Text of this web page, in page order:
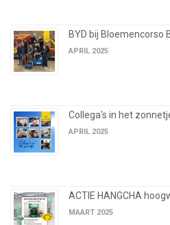
BYD bij Bloemencorso
APRIL 2025
Collega's in het
APRIL 2025
ACTIE HANGCHA
MAART 2025